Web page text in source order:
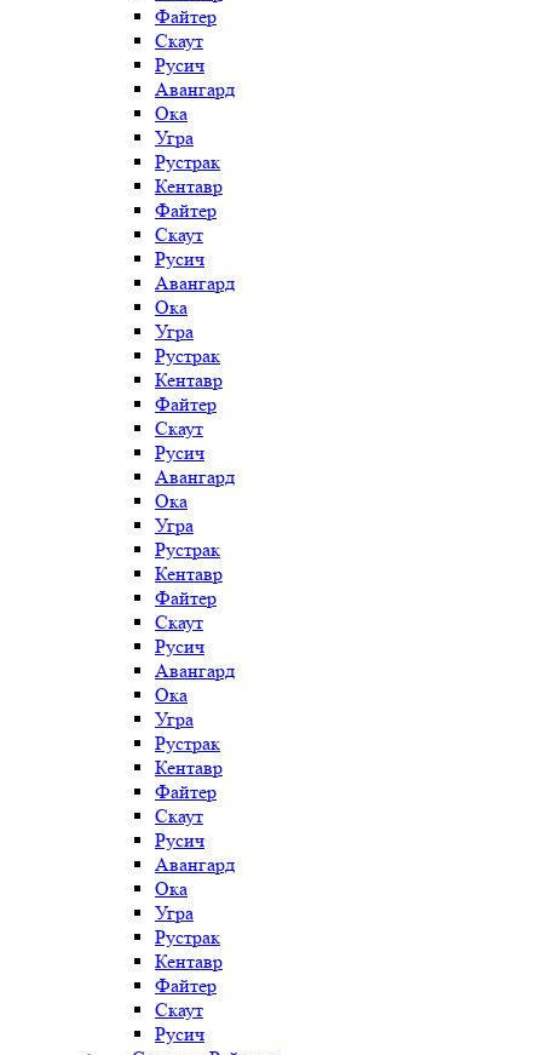
Файтер
Скаут
Русич
Авангард
Ока
Угра
Рустрак
Кентавр
Файтер
Скаут
Русич
Авангард
Ока
Угра
Рустрак
Кентавр
Файтер
Скаут
Русич
Авангард
Ока
Угра
Рустрак
Кентавр
Файтер
Скаут
Русич
Авангард
Ока
Угра
Рустрак
Кентавр
Файтер
Скаут
Русич
Авангард
Ока
Угра
Рустрак
Кентавр
Файтер
Скаут
Русич